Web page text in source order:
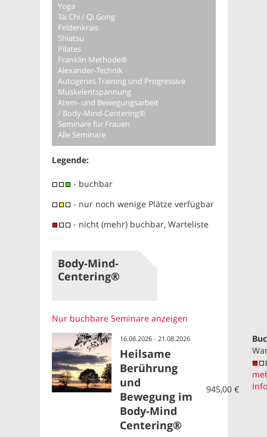
Yoga
Tai Chi / Qi Gong
Feldenkrais
Shiatsu
Pilates
Franklin Methode®
Alexander-Technik
Autogenes Training und Progressive
Muskelentspannung
Atem- und Bewegungsarbeit
Body-Mind-Centering®
Seminare für Frauen
Alle Seminare
Legende:
- buchbar
- nur noch wenige Plätze verfügbar
- nicht (mehr) buchbar, Warteliste
Body-Mind-
Centering®
Nur buchbare Seminare anzeigen
16.08.2026 - 21.08.2026
Heilsame
Berührung
und
Bewegung im
Body-Mind
Centering®
945,00 €